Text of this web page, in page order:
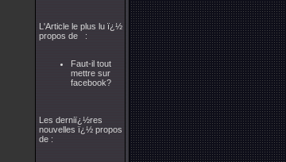
L'Article le plus lu ï¿½
propos de :
Faut-il tout
mettre sur
facebook?
Les derniï¿½res
nouvelles ï¿½ propos
de :